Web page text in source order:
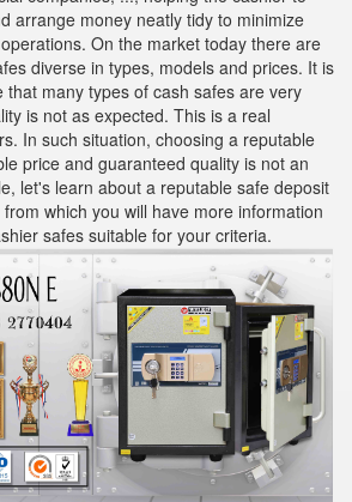
arrange money neatly tidy to minimize
On the market today there are
diverse in types, models and prices. It is
that many types of cash safes are very
is not as expected. This is a real
In such situation, choosing a reputable
price and guaranteed quality is not an
let's learn about a reputable safe deposit
which you will have more information
safes suitable for your criteria.